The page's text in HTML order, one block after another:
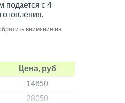
подается с 4
внимание на
Цена, руб
14650
28050